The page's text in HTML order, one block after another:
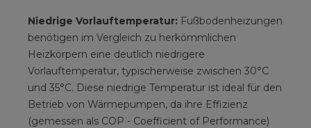
Niedrige Vorlauftemperatur: Fußbodenheizungen
benötigen im Vergleich zu herkömmlichen
Heizkörpern eine deutlich niedrigere
Vorlauftemperatur, typischerweise zwischen 30°C
und 35°C. Diese niedrige Temperatur ist ideal für den
Betrieb von Wärmepumpen, da ihre Effizienz
(gemessen als COP - Coefficient of Performance)